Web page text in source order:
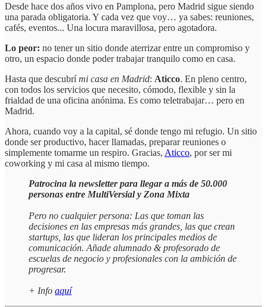
Desde hace dos años vivo en Pamplona, pero Madrid sigue siendo
una parada obligatoria. Y cada vez que voy… ya sabes: reuniones,
cafés, eventos... Una locura maravillosa, pero agotadora.
Lo peor: no tener un sitio donde aterrizar entre un compromiso y
otro, un espacio donde poder trabajar tranquilo como en casa.
Hasta que descubrími casa en Madrid: Aticco. En pleno centro,
con todos los servicios que necesito, cómodo, flexible y sin la
frialdad de una oficina anónima. Es como teletrabajar… pero en
Madrid.
Ahora, cuando voy a la capital, sé donde tengo mi refugio. Un sitio
donde ser productivo, hacer llamadas, preparar reuniones o
simplemente tomarme un respiro. Gracias, Aticco, por ser mi
coworking y mi casa al mismo tiempo.
Patrocina la newsletter para llegar a más de 50.000
personas entre MultiVersial y Zona Mixta
Pero no cualquier persona: Las que toman las
decisiones en las empresas más grandes, las que crean
startups, las que lideran los principales medios de
comunicación. Añade alumnado & profesorado de
escuelas de negocio y profesionales con la ambición de
progresar.
+ Info aquí